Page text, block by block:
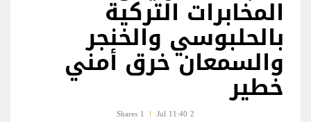
المخابرات التركية
بالحلبوسي والخنجر
والسمعان خرق أمني
خطير
2 Jul 11:40
1 Shares